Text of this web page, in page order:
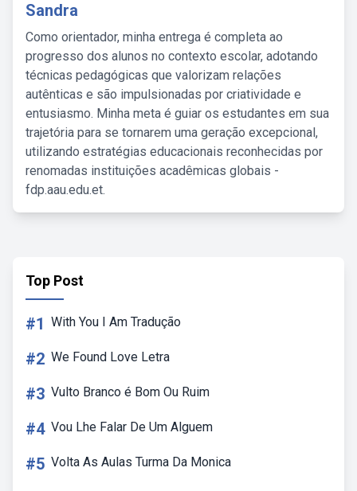
Sandra
Como orientador, minha entrega é completa ao
progresso dos alunos no contexto escolar, adotando
técnicas pedagógicas que valorizam relações
autênticas e são impulsionadas por criatividade e
entusiasmo. Minha meta é guiar os estudantes em sua
trajetória para se tornarem uma geração excepcional,
utilizando estratégias educacionais reconhecidas por
renomadas instituições acadêmicas globais -
fdp.aau.edu.et.
Top Post
#1 With You I Am Tradução
#2 We Found Love Letra
#3 Vulto Branco é Bom Ou Ruim
#4 Vou Lhe Falar De Um Alguem
#5 Volta As Aulas Turma Da Monica